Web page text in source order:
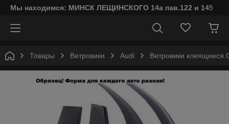
Мы находимся: МИНСК ЛЕЩИНСКОГО 14а пав.122 и 145
Товары Ветровики Audi Ветровики клеящиеся